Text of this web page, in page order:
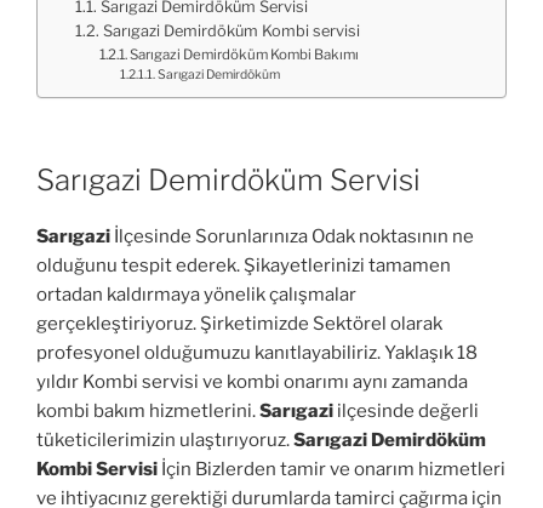
Sarıgazi Demirdöküm Servisi
Sarıgazi Demirdöküm Kombi servisi
Sarıgazi Demirdöküm Kombi Bakımı
Sarıgazi Demirdöküm
Sarıgazi Demirdöküm Servisi
Sarıgazi İlçesinde Sorunlarınıza Odak noktasının ne
olduğunu tespit ederek. Şikayetlerinizi tamamen
ortadan kaldırmaya yönelik çalışmalar
gerçekleştiriyoruz. Şirketimizde Sektörel olarak
profesyonel olduğumuzu kanıtlayabiliriz. Yaklaşık 18
yıldır Kombi servisi ve kombi onarımı aynı zamanda
kombi bakım hizmetlerini.Sarıgazi ilçesinde değerli
tüketicilerimizin ulaştırıyoruz.Sarıgazi Demirdöküm
Kombi Servisi İçin Bizlerden tamir ve onarım hizmetleri
ve ihtiyacınız gerektiği durumlarda tamirci çağırma için